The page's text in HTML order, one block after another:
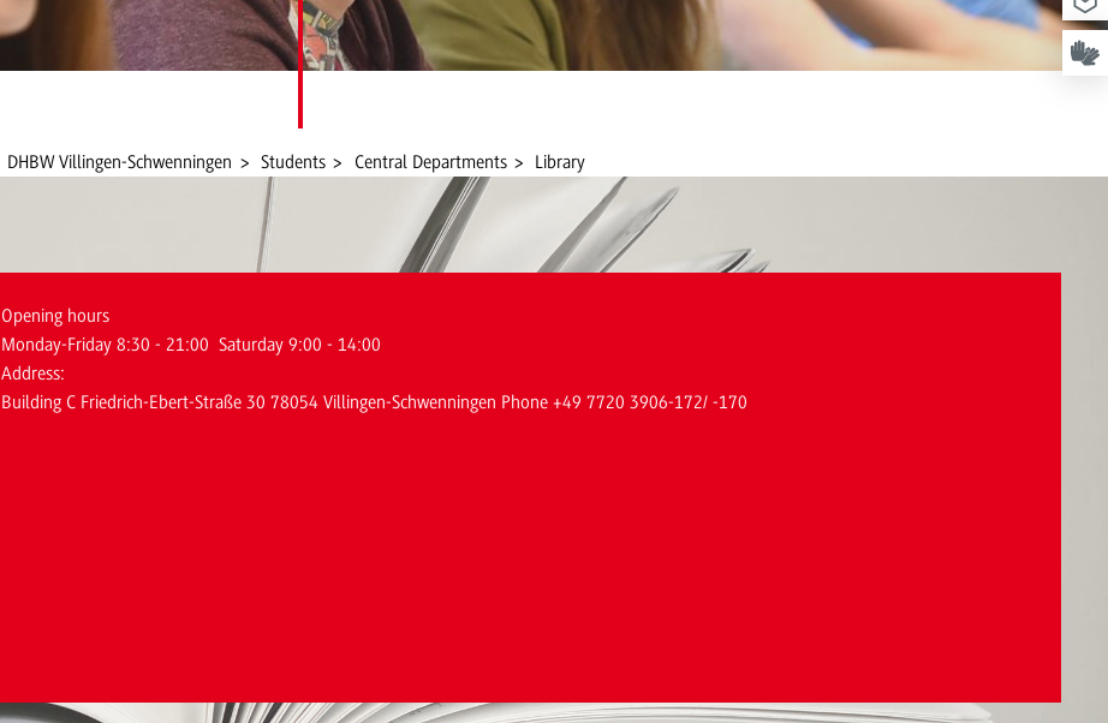
DHBW Villingen-Schwenningen Students Central Departments Library
Opening hours
Monday-Friday 8:30 - 21:00 Saturday 9:00 - 14:00
Address:
Building C Friedrich-Ebert-Straße 30 78054 Villingen-Schwenningen Phone +49 7720 3906-172/ -170